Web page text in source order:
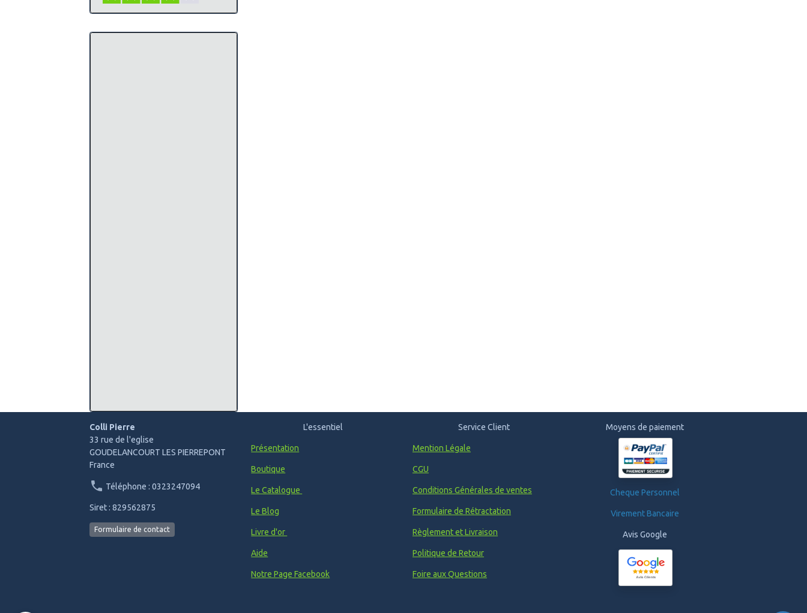
Colli Pierre
33 rue de l'eglise
GOUDELANCOURT LES PIERREPONT
France
Téléphone : 0323247094
Siret : 829562875
Formulaire de contact
L'essentiel
Présentation
Boutique
Le Catalogue
Le Blog
Livre d'or
Aide
Notre Page Facebook
Service Client
Mention Légale
CGU
Conditions Générales de ventes
Formulaire de Rétractation
Règlement et Livraison
Politique de Retour
Foire aux Questions
Moyens de paiement
Cheque Personnel
Virement Bancaire
Avis Google